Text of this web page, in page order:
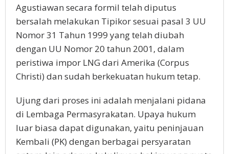
Agustiawan secara formil telah diputus
bersalah melakukan Tipikor sesuai pasal 3 UU
Nomor 31 Tahun 1999 yang telah diubah
dengan UU Nomor 20 tahun 2001, dalam
peristiwa impor LNG dari Amerika (Corpus
Christi) dan sudah berkekuatan hukum tetap.
Ujung dari proses ini adalah menjalani pidana
di Lembaga Permasyrakatan. Upaya hukum
luar biasa dapat digunakan, yaitu peninjauan
Kembali (PK) dengan berbagai persyaratan